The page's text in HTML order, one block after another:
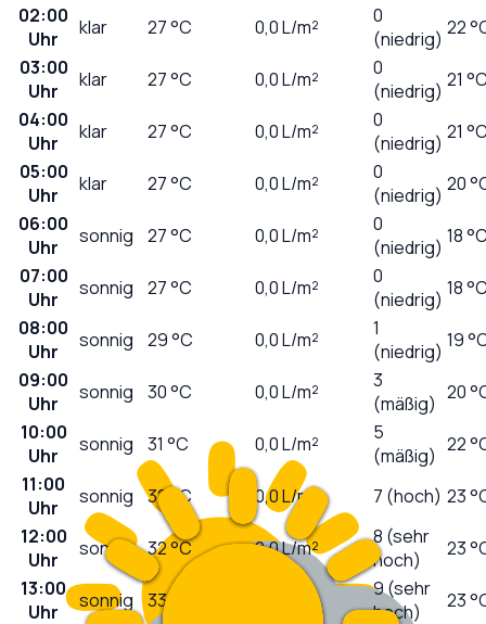
02:00
Uhr
klar 27°C 0,0L/m²
0
(niedrig) 22
03:00
Uhr
klar 27°C 0,0L/m²
0
(niedrig) 21
04:00
Uhr
klar 27°C 0,0L/m²
0
(niedrig) 21
05:00
Uhr
klar 27°C 0,0L/m²
0
(niedrig) 20
06:00
Uhr
sonnig 27°C 0,0L/m²
0
(niedrig) 18
07:00
Uhr
sonnig 27°C 0,0L/m²
0
(niedrig) 18
08:00
Uhr
sonnig 29°C 0,0L/m²
1
(niedrig) 19
09:00
Uhr
sonnig 30°C 0,0L/m²
3
(mäßig) 20
10:00
Uhr
sonnig 31 °C 0,0L/m²
5
(mäßig) 22
11:00
Uhr
sonnig 32°C 0,0L/m² 7 (hoch) 23
12:00
Uhr
sonnig 32°C 0,0L/m²
8 (sehr
hoch)
23
13:00
Uhr
sonnig 33°C L/m²
9 (sehr
hoch)
23